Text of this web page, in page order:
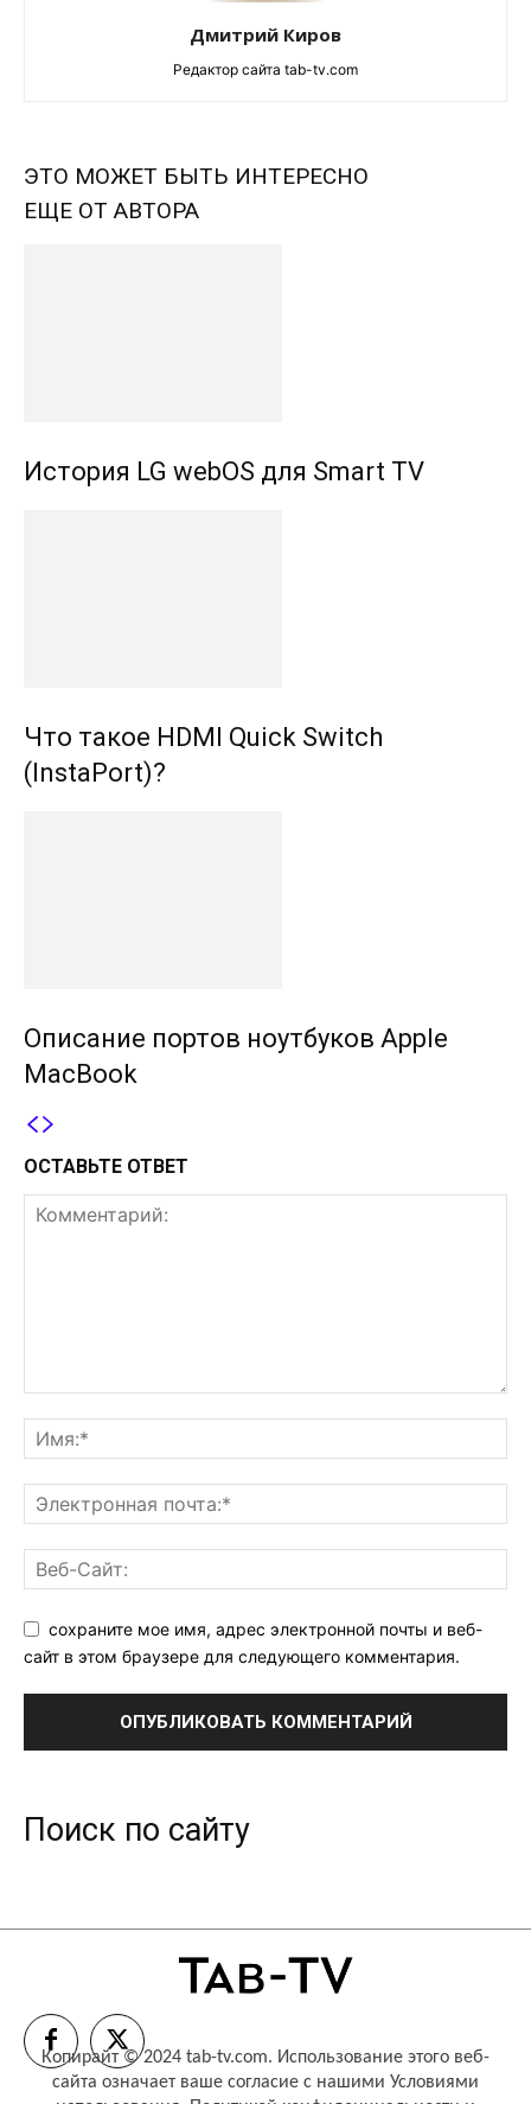
Дмитрий Киров
Редактор сайта tab-tv.com
ЭТО МОЖЕТ БЫТЬ ИНТЕРЕСНО
ЕЩЕ ОТ АВТОРА
История LG webOS для Smart TV
Что такое HDMI Quick Switch
(InstaPort)?
Описание портов ноутбуков Apple
MacBook
ОСТАВЬТЕ ОТВЕТ
сохраните мое имя, адрес электронной почты и веб-
сайт в этом браузере для следующего комментария.
Поиск по сайту
Копирайт © 2024 tab-tv.com. Использование этого веб-
сайта означает ваше согласие с нашими Условиями